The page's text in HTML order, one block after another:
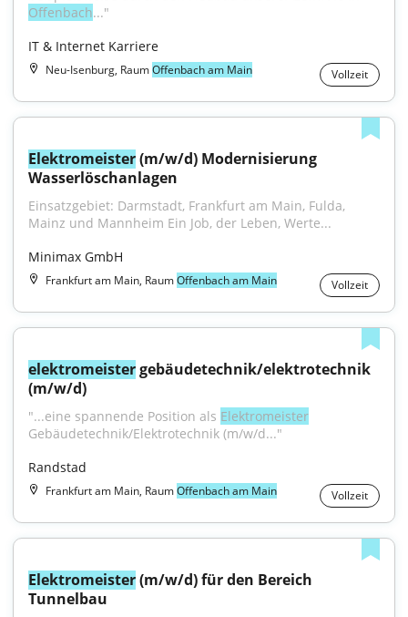
Offenbach..."
IT & Internet Karriere
Neu-Isenburg, RaumOffenbach am Main Vollzeit
Elektromeister (m/w/d) Modernisierung
Wasserlöschanlagen
Einsatzgebiet: Darmstadt, Frankfurt am Main, Fulda,
Mainz und Mannheim Ein Job, der Leben, Werte...
Minimax GmbH
Frankfurt am Main, RaumOffenbach am Main Vollzeit
elektromeister gebäudetechnik/elektrotechnik
(m/w/d)
"...eine spannende Position als Elektromeister
Gebäudetechnik/Elektrotechnik (m/w/d..."
Randstad
Frankfurt am Main, RaumOffenbach am Main Vollzeit
Elektromeister (m/w/d) für den Bereich
Tunnelbau